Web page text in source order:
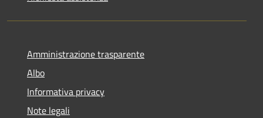
Amministrazione trasparente
Albo
Informativa privacy
Note legali